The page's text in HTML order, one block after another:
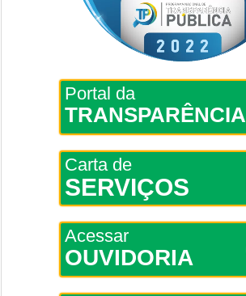
Portal da
TRANSPARÊNCIA
Carta de
SERVIÇOS
Acessar
OUVIDORIA